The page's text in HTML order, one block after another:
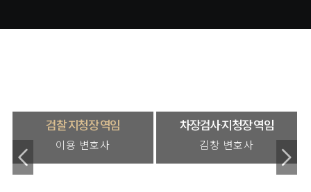
검찰 지청장 역임
이용 변호사
차장검사·지청장 역임
김창 변호사